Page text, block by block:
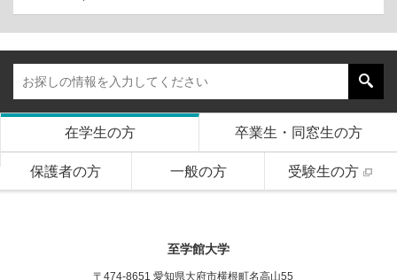
在学生の方 卒業生・同窓生の方
保護者の方 一般の方 受験生の方
至学館大学
〒474-8651 愛知県大府市横根町名高山55